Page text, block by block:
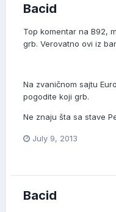
Bacid
Top komentar na B92,
grb. Verovatno ovi iz
Na zvaničnom sajtu
pogodite koji grb.
Ne znaju šta sa stave
July 9, 2013
Bacid